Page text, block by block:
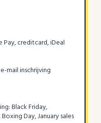
creditcard, iDeal
mail inschrijving
Black Friday,
Day, January sales